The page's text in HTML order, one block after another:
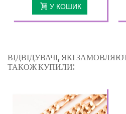
У КОШИК
ВІДВІДУВАЧІ, ЯКІ
ТАКОЖ КУПИЛИ: